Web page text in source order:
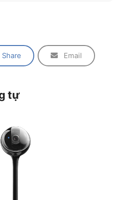
Share Email
tự